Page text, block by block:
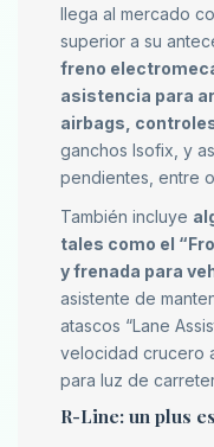
llega al mercado
superior a su
freno
asistencia para
airbags,
ganchos Isofix, y
pendientes, entre
También incluye
tales como el
y frenada para
asistente de
atascos “Lane
velocidad crucero
para luz de
R-Line: un plus